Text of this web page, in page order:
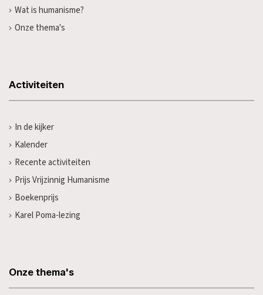
Wat is humanisme?
Onze thema's
Activiteiten
In de kijker
Kalender
Recente activiteiten
Prijs Vrijzinnig Humanisme
Boekenprijs
Karel Poma-lezing
Onze thema's